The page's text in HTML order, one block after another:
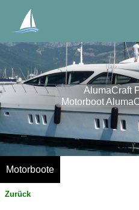
AlumaCraft
Motorboot
Motorboote
Zurück